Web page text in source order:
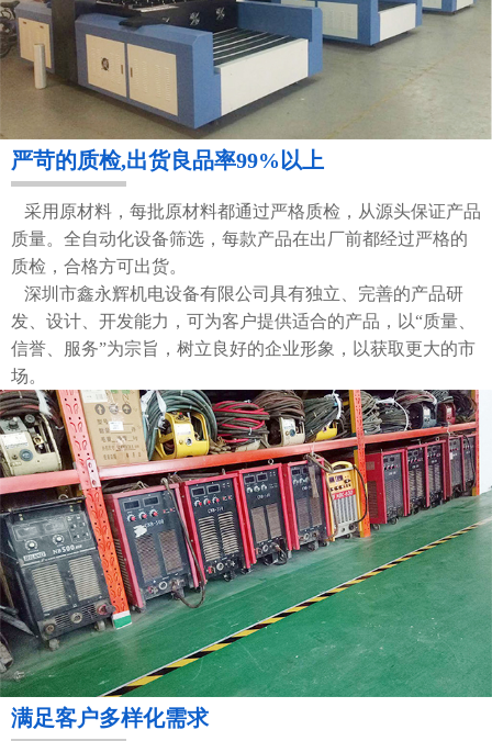
严苛的质检,出货良品率99%以上
采用原材料，每批原材料都通过严格质检，从源头保证产品
质量。全自动化设备筛选，每款产品在出厂前都经过严格的
质检，合格方可出货。
深圳市鑫永辉机电设备有限公司具有独立、完善的产品研
发、设计、开发能力，可为客户提供适合的产品，以“质量、
信誉、服务”为宗旨，树立良好的企业形象，以获取更大的市
场。
满足客户多样化需求